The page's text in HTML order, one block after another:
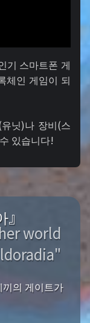
기 스마트폰 게
체인 게임이 되
닛)나 장비(스
있습니다!
world
의 게이트가